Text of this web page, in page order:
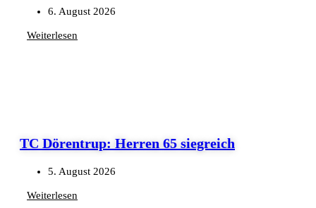
6. August 2026
Weiterlesen
TC Dörentrup: Herren 65 siegreich
5. August 2026
Weiterlesen